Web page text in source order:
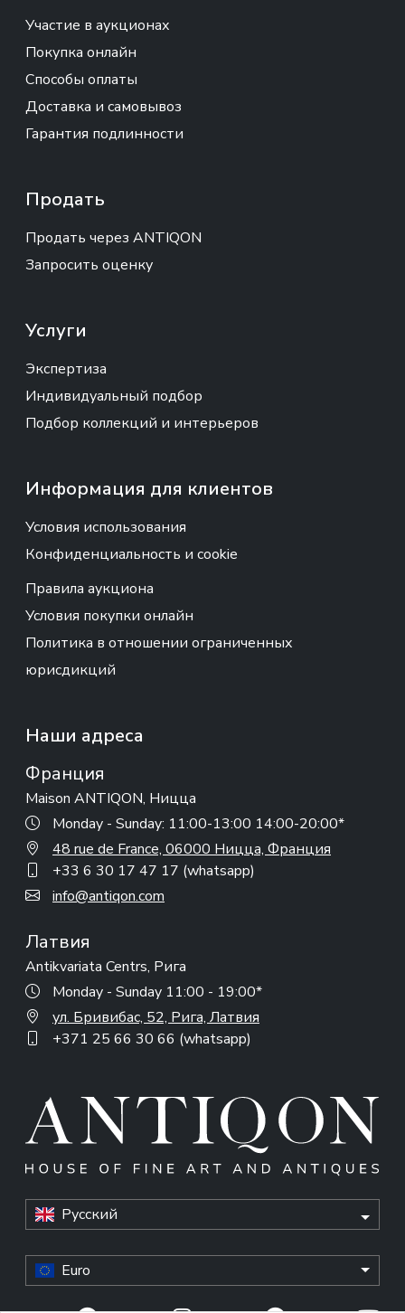
Участие в аукционах
Покупка онлайн
Способы оплаты
Доставка и самовывоз
Гарантия подлинности
Продать
Продать через ANTIQON
Запросить оценку
Услуги
Экспертиза
Индивидуальный подбор
Подбор коллекций и интерьеров
Информация для клиентов
Условия использования
Конфиденциальность и cookie
Правила аукциона
Условия покупки онлайн
Политика в отношении ограниченных
юрисдикций
Наши адреса
Франция
Maison ANTIQON, Ницца
Monday - Sunday: 11:00-13:00 14:00-20:00*
48 rue de France, 06000 Ницца, Франция
+33 6 30 17 47 17 (whatsapp)
info@antiqon.com
Латвия
Antikvariata Centrs, Рига
Monday - Sunday 11:00 - 19:00*
ул. Бривибас, 52, Рига, Латвия
+371 25 66 30 66 (whatsapp)
Русский
Euro